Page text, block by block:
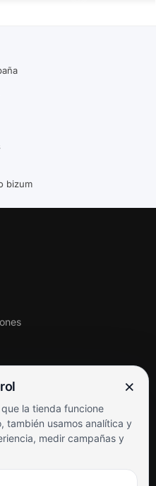
bizum
×
la tienda funcione
también usamos analítica y
medir campañas y